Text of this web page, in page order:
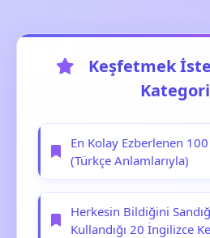
Keşfetmek
En Kolay Ezberlenen
(Türkçe Anlamlarıyla)
Herkesin Bildiğini
Kullandığı 20 İngilizce